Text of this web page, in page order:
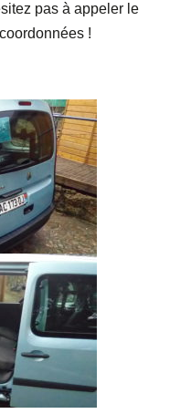
pas à appeler le
!